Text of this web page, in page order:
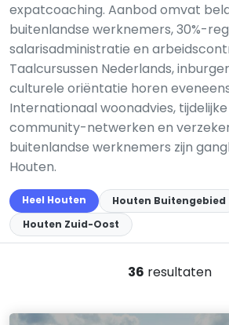
expatcoaching. Aanbod omvat
buitenlandse werknemers, 30%-
salarisadministratie en
Taalcursussen Nederlands,
culturele oriëntatie horen
Internationaal woonadvies,
community-netwerken en
buitenlandse werknemers zijn
Houten.
Heel Houten
Houten Buitengebied
Houten Zuid-Oost
36 resultaten